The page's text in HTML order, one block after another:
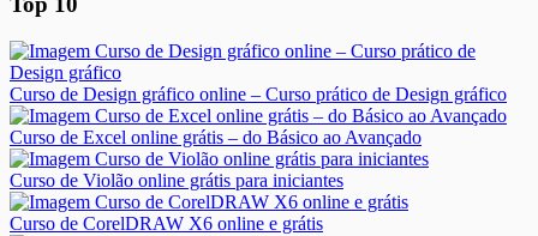
Curso de Design gráfico online – Curso prático de Design gráfico
Curso de Excel online grátis – do Básico ao Avançado
Curso de Violão online grátis para iniciantes
Curso de CorelDRAW X6 online e grátis